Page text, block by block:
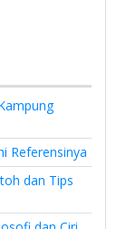
Referensinya
dan Tips